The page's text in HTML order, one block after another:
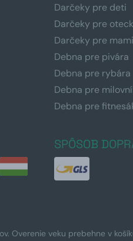
Darčeky pre deti
Darčeky pre
Darčeky pre
Debna pre pivára
Debna pre rybára
Debna pre
Debna pre
SPÔSOB
Overenie veku prebehne v